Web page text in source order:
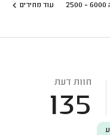
6000 - 2500
עוד מחירים
חוות דעת
135